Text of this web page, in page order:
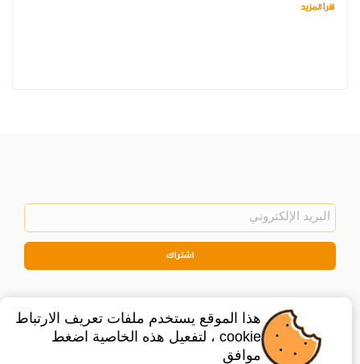
اقرأ المزيد
اشتراك
هذا الموقع يستخدم ملفات تعريف الارتباط
cookie ، لتفعيل هذه الخاصية اضغط
موافق